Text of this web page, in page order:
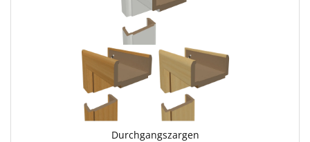
Durchgangszargen